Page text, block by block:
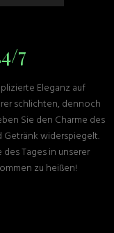
7
Eleganz auf
schlichten, dennoch
Sie den Charme des
Getränk widerspiegelt.
Tages in unserer
zu heißen!